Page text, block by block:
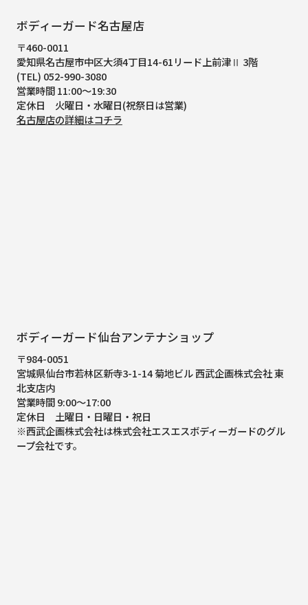
ボディーガード名古屋店
〒460-0011
愛知県名古屋市中区大須4丁目14-61リード上前津Ⅱ 3階
(TEL) 052-990-3080
営業時間 11:00～19:30
定休日 火曜日・水曜日(祝祭日は営業)
名古屋店の詳細はコチラ
ボディーガード仙台アンテナショップ
〒984-0051
宮城県仙台市若林区新寺3-1-14 菊地ビル 西武企画株式会社 東
北支店内
営業時間 9:00～17:00
定休日 土曜日・日曜日・祝日
※西武企画株式会社は株式会社エスエスボディーガードのグル
ープ会社です。